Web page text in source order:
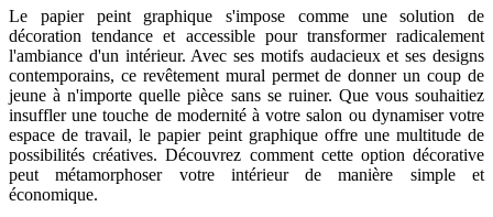
Le papier peint graphique s'impose comme une solution de
décoration tendance et accessible pour transformer radicalement
l'ambiance d'un intérieur. Avec ses motifs audacieux et ses designs
contemporains, ce revêtement mural permet de donner un coup de
jeune à n'importe quelle pièce sans se ruiner. Que vous souhaitiez
insuffler une touche de modernité à votre salon ou dynamiser votre
espace de travail, le papier peint graphique offre une multitude de
possibilités créatives. Découvrez comment cette option décorative
peut métamorphoser votre intérieur de manière simple et
économique.